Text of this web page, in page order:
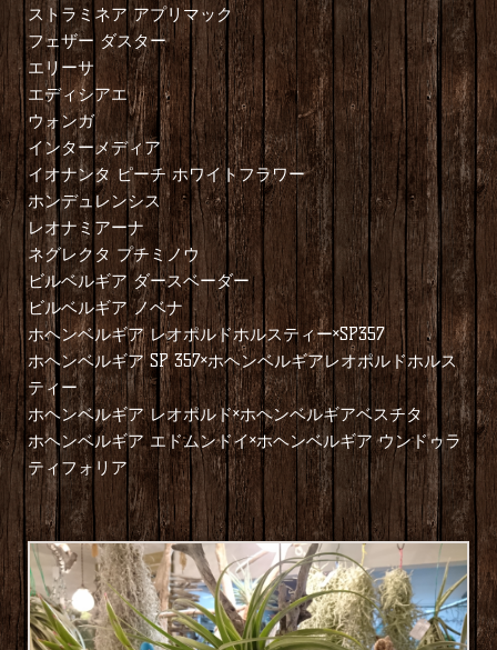
ストラミネア アプリマック
フェザー ダスター
エリーサ
エディシアエ
ウォンガ
インターメディア
イオナンタ ピーチ ホワイトフラワー
ホンデュレンシス
レオナミアーナ
ネグレクタ プチミノウ
ビルベルギア ダースベーダー
ビルベルギア ノベナ
ホヘンベルギア レオポルドホルスティー×SP357
ホヘンベルギア SP 357×ホヘンベルギアレオポルドホルス
ティー
ホヘンベルギア レオポルド×ホヘンベルギアベスチタ
ホヘンベルギア エドムンドイ×ホヘンベルギア ウンドゥラ
ティフォリア